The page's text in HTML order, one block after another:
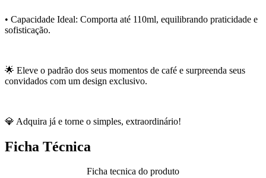
• Capacidade Ideal: Comporta até 110ml, equilibrando praticidade e
sofisticação.
🌟 Eleve o padrão dos seus momentos de café e surpreenda seus
convidados com um design exclusivo.
💎 Adquira já e torne o simples, extraordinário!
Ficha Técnica
Ficha tecnica do produto